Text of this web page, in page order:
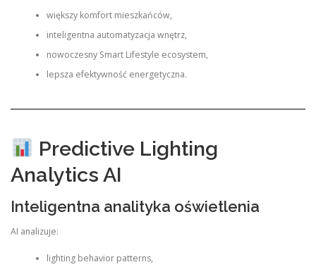
większy komfort mieszkańców,
inteligentna automatyzacja wnętrz,
nowoczesny Smart Lifestyle ecosystem,
lepsza efektywność energetyczna.
Predictive Lighting
Analytics AI
Inteligentna analityka oświetlenia
AI analizuje:
lighting behavior patterns,